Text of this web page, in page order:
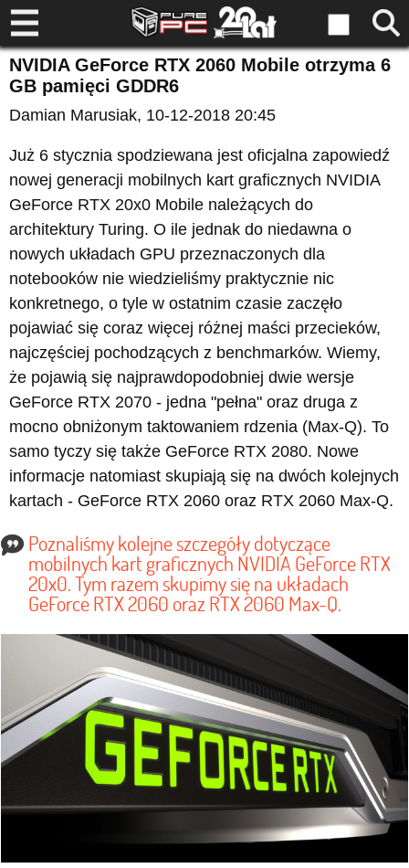
NVIDIA GeForce RTX 2060 Mobile otrzyma 6
GB pamięci GDDR6
Damian Marusiak, 10-12-2018 20:45
Już 6 stycznia spodziewana jest oficjalna zapowiedź
nowej generacji mobilnych kart graficznych NVIDIA
GeForce RTX 20x0 Mobile należących do
architektury Turing. O ile jednak do niedawna o
nowych układach GPU przeznaczonych dla
notebooków nie wiedzieliśmy praktycznie nic
konkretnego, o tyle w ostatnim czasie zaczęło
pojawiać się coraz więcej różnej maści przecieków,
najczęściej pochodzących z benchmarków. Wiemy,
że pojawią się najprawdopodobniej dwie wersje
GeForce RTX 2070 - jedna "pełna" oraz druga z
mocno obniżonym taktowaniem rdzenia (Max-Q). To
samo tyczy się także GeForce RTX 2080. Nowe
informacje natomiast skupiają się na dwóch kolejnych
kartach - GeForce RTX 2060 oraz RTX 2060 Max-Q.
Poznaliśmy kolejne szczegóły dotyczące
mobilnych kart graficznych NVIDIA GeForce RTX
20x0. Tym razem skupimy się na układach
GeForce RTX 2060 oraz RTX 2060 Max-Q.